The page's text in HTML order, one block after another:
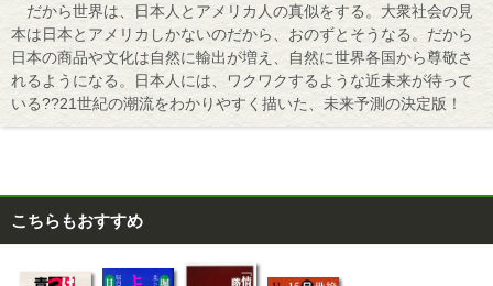
だから世界は、日本人とアメリカ人の真似をする。大衆社会の見
本は日本とアメリカしかないのだから、おのずとそうなる。だから
日本の商品や文化は自然に輸出が増え、自然に世界各国から尊敬さ
れるようになる。日本人には、ワクワクするような近未来が待って
いる??21世紀の潮流をわかりやすく描いた、未来予測の決定版！
こちらもおすすめ